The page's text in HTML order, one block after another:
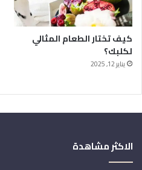
كيف تختار الطعام المثالي
لكلبك؟
يناير 12, 2025
الاكثر مشاهدة